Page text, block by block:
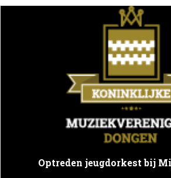
Optreden jeugdorkest bij